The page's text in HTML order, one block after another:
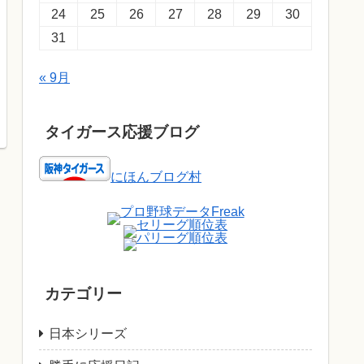
24
25 26 27 28 29
30
31
« 9月
タイガース応援ブログ
にほんブログ村
カテゴリー
日本シリーズ